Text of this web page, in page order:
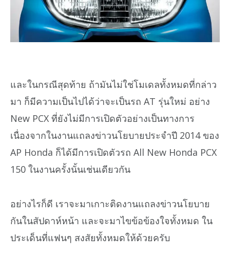
และในกรณีสุดท้าย ถ้ามันไม่ใช่โมเดลทั้งหมดที่กล่าว
มา ก็มีความเป็นไปได้ว่าจะเป็นรถ AT รุ่นใหม่ อย่าง
New PCX ที่ยังไม่มีการเปิดตัวอย่างเป็นทางการ
เนื่องจากในงานแถลงข่าวนโยบายประจำปี 2014 ของ
AP Honda ก็ได้มีการเปิดตัวรถ All New Honda PCX
150 ในงานครั้งนั้นเช่นเดียวกัน
อย่างไรก็ดี เราจะมาเกาะติดงานแถลงข่าวนโยบาย
กันในสัปดาห์หน้า และจะมาไขข้อข้องใจทั้งหมด ใน
ประเด็นที่แฟนๆ สงสัยทั้งหมดให้ด้วยครับ